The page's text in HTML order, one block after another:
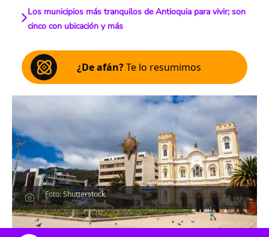
Los municipios más tranquilos de Antioquia para vivir; son
cinco con ubicación y más
¿De afán?Te lo resumimos
Foto: Shutterstock
Escucha el artículo